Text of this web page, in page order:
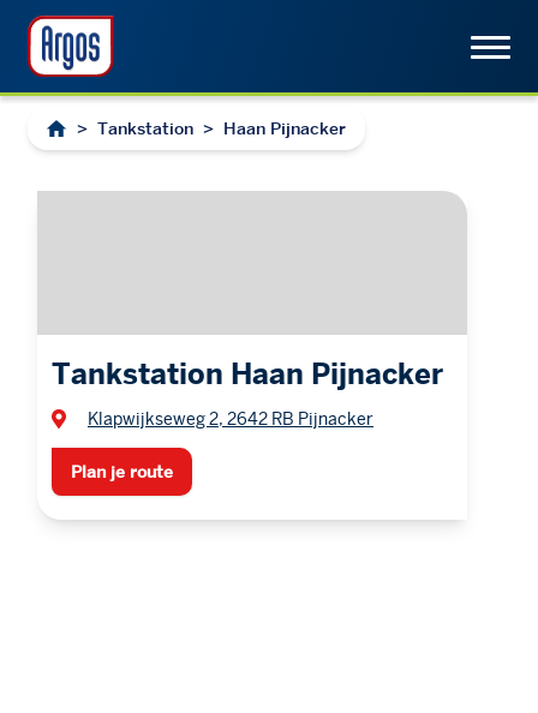
> Tankstation > Haan Pijnacker
Tankstation Haan Pijnacker
Klapwijkseweg 2, 2642 RB Pijnacker
Plan je route